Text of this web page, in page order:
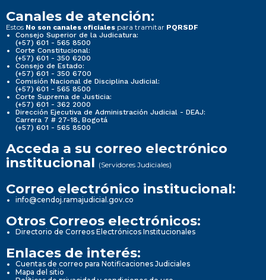
Canales de atención:
Estos No son canales oficiales para tramitar PQRSDF
Consejo Superior de la Judicatura:
(+57) 601 - 565 8500
Corte Constitucional:
(+57) 601 - 350 6200
Consejo de Estado:
(+57) 601 - 350 6700
Comisión Nacional de Disciplina Judicial:
(+57) 601 - 565 8500
Corte Suprema de Justicia:
(+57) 601 - 362 2000
Dirección Ejecutiva de Administración Judicial - DEAJ:
Carrera 7 # 27-18, Bogotá
(+57) 601 - 565 8500
Acceda a su correo electrónico
institucional (Servidores Judiciales)
Correo electrónico institucional:
info@cendoj.ramajudicial.gov.co
Otros Correos electrónicos:
Directorio de Correos Electrónicos Institucionales
Enlaces de interés:
Cuentas de correo para Notificaciones Judiciales
Mapa del sitio